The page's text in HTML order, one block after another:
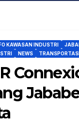
KAWASAN INDUSTRI
NEWS